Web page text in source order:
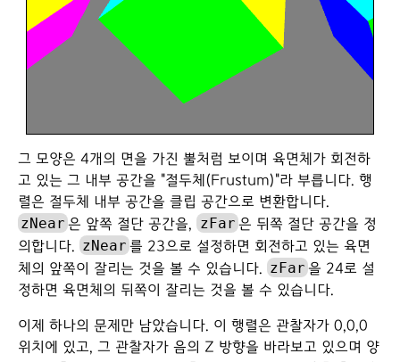
그 모양은 4개의 면을 가진 뿔처럼 보이며 육면체가 회전하
고 있는 그 내부 공간을 "절두체(Frustum)"라 부릅니다. 행
렬은 절두체 내부 공간을 클립 공간으로 변환합니다.
zNear 은 앞쪽 절단 공간을, zFar 은 뒤쪽 절단 공간을 정
의합니다. zNear 를 23으로 설정하면 회전하고 있는 육면
체의 앞쪽이 잘리는 것을 볼 수 있습니다. zFar 을 24로 설
정하면 육면체의 뒤쪽이 잘리는 것을 볼 수 있습니다.
이제 하나의 문제만 남았습니다. 이 행렬은 관찰자가 0,0,0
위치에 있고, 그 관찰자가 음의 Z 방향을 바라보고 있으며 양